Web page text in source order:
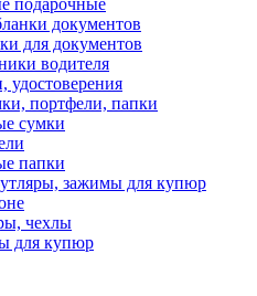
подарочные
документов
для документов
водителя
удостоверения
портфели, папки
сумки
папки
зажимы для купюр
чехлы
для купюр